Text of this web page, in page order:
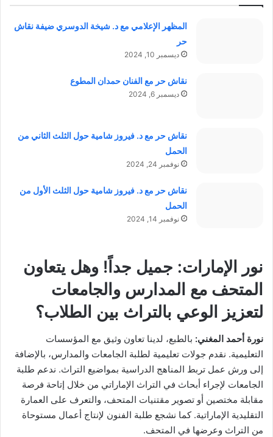
المظهر الإعلامي مع د. شيخة الدوسري ضيفة نقاش
حر
ديسمبر 10, 2024
نقاش حر مع الفنان حمدان المطوع
ديسمبر 6, 2024
نقاش حر مع د. فيروز شامية حول الثلث الثاني من
الحمل
نوفمبر 24, 2024
نقاش حر مع د. فيروز شامية حول الثلث الأول من
الحمل
نوفمبر 14, 2024
نور الإمارات: جميل جداً! وهل يتعاون
المتحف مع المدارس والجامعات
لتعزيز الوعي بالتراث بين الطلاب؟
نورة أحمد المغني: بالطبع، لدينا تعاون وثيق مع المؤسسات
التعليمية. نقدم جولات تعليمية لطلبة الجامعات والمدارس، بالإضافة
إلى ورش عمل تربط المناهج الدراسية بمواضيع التراث. ندعم طلبة
الجامعات لإجراء أبحاث في التراث الإماراتي من خلال إتاحة فرصة
مقابلة مختصين أو تصوير مقتنيات المتحف، والتعرف على العمارة
التقليدية الإماراتية. كما نشجع طلبة الفنون لإنتاج أعمال مستوحاة
من التراث وعرضها في المتحف.